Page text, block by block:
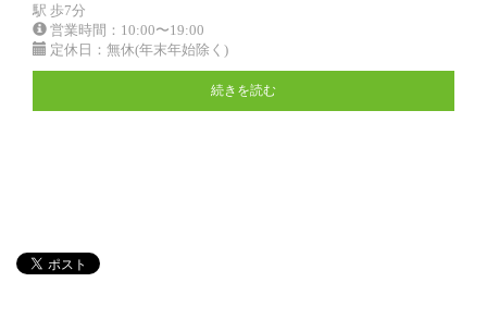
駅 歩7分
営業時間：10:00〜19:00
定休日：無休(年末年始除く)
続きを読む